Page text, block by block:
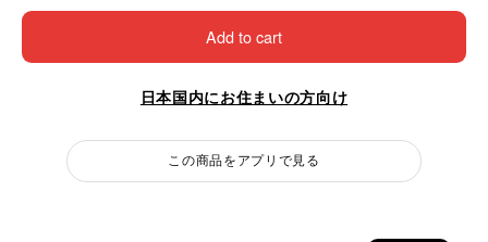
Add to cart
日本国内にお住まいの方向け
この商品をアプリで見る